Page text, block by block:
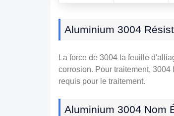
Aluminium 3004
La force de 3004 la feuille
corrosion. Pour traitement,
requis pour le traitement.
Aluminium 3004 Nom